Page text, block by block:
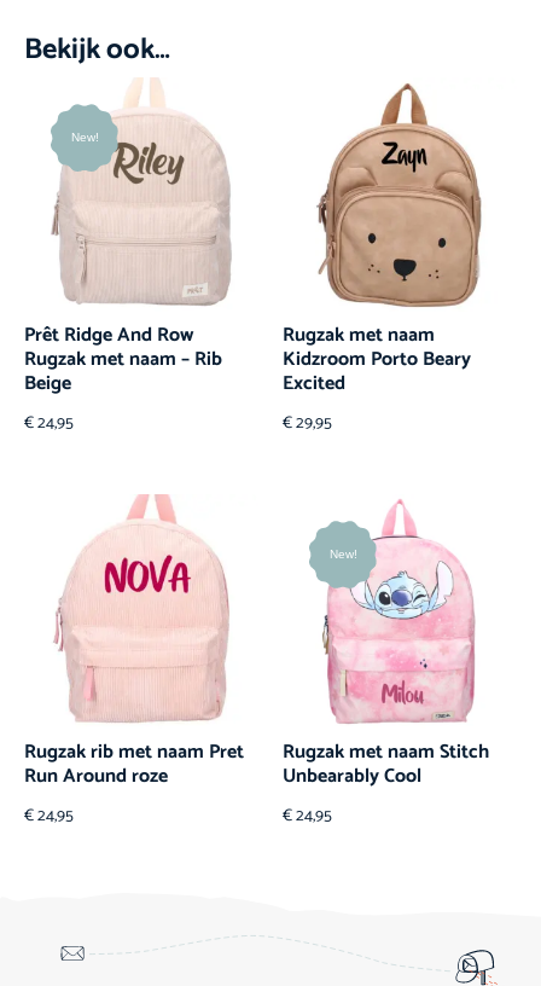
Bekijk ook…
New!
Prêt Ridge And Row
Rugzak met naam – Rib
Beige
€24,95
Rugzak met naam
Kidzroom Porto Beary
Excited
€29,95
Rugzak rib met naam Pret
Run Around roze
€24,95
New!
Rugzak met naam Stitch
Unbearably Cool
€24,95